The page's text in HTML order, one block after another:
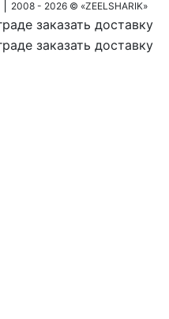
2008 - 2026 © «ZEELSHARIK»